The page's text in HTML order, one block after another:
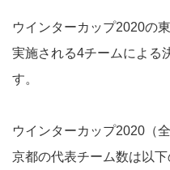
ウインターカップ2020の
実施される4チームによる
す。
ウインターカップ2020（
京都の代表チーム数は以下